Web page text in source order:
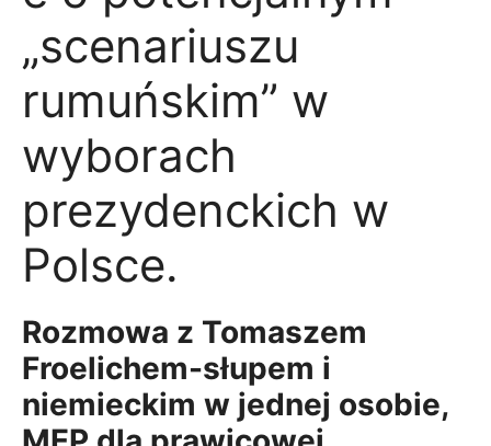
„scenariuszu
rumuńskim” w
wyborach
prezydenckich w
Polsce.
Rozmowa z Tomaszem
Froelichem-słupem i
niemieckim w jednej osobie,